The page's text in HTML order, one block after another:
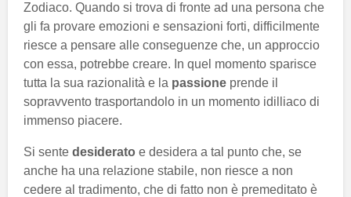
Zodiaco. Quando si trova di fronte ad una persona che
gli fa provare emozioni e sensazioni forti, difficilmente
riesce a pensare alle conseguenze che, un approccio
con essa, potrebbe creare. In quel momento sparisce
tutta la sua razionalità e la passione prende il
sopravvento trasportandolo in un momento idilliaco di
immenso piacere.
Si sente desiderato e desidera a tal punto che, se
anche ha una relazione stabile, non riesce a non
cedere al tradimento, che di fatto non è premeditato è